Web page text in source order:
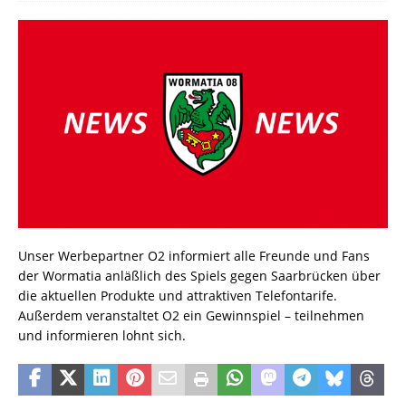
Unser Werbepartner O2 informiert alle Freunde und Fans
der Wormatia anläßlich des Spiels gegen Saarbrücken über
die aktuellen Produkte und attraktiven Telefontarife.
Außerdem veranstaltet O2 ein Gewinnspiel – teilnehmen
und informieren lohnt sich.